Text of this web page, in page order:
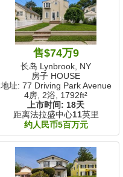
售$74万9
长岛 Lynbrook, NY
房子 HOUSE
地址: 77 Driving Park Avenue
4房, 2浴, 1792ft²
上市时间: 18天
距离法拉盛中心11英里
约人民币5百万元